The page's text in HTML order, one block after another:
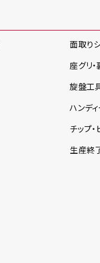
面取り
座グリ
旋盤工
ハンデ
チップ
生産終